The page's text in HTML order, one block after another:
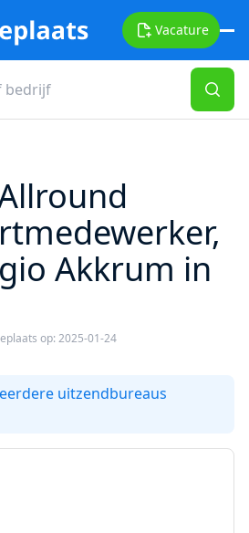
Vacature
Akkrum in
op: 2025-01-24
uitzendbureaus